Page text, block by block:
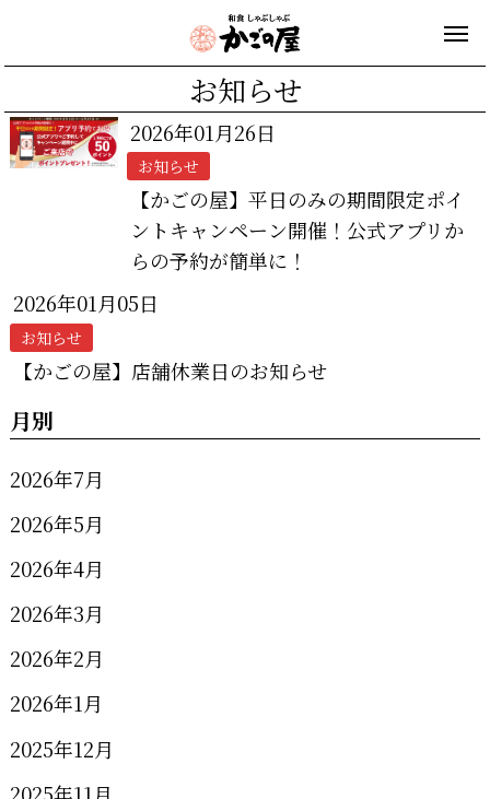
お知らせ
2026年01月26日
お知らせ
【かごの屋】平日のみの期間限定ポイ
ントキャンペーン開催！公式アプリか
らの予約が簡単に！
2026年01月05日
お知らせ
【かごの屋】店舗休業日のお知らせ
月別
2026年7月
2026年5月
2026年4月
2026年3月
2026年2月
2026年1月
2025年12月
2025年11月